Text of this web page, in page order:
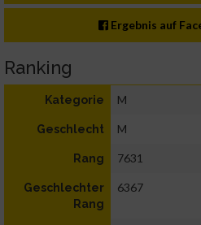
Ergebnis auf
Ranking
Kategorie M
Geschlecht M
Rang 7631
Geschlechter
Rang
6367